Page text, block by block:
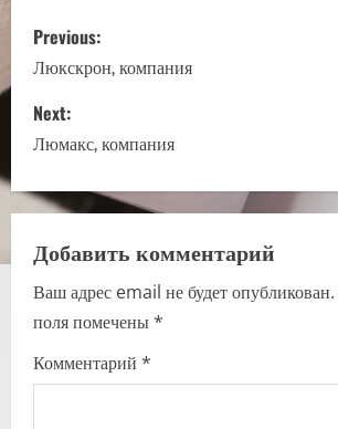
P
o
s
t
n
a
v
i
g
Previous:
Люкскрон, компания
Next:
Люмакс, компания
Добавить комментарий
Ваш адрес email не будет опубликован.
поля помечены*
Комментарий *